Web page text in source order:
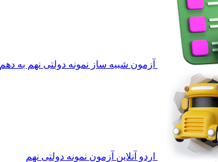
آزمون شبیه ساز نمونه دولتی نهم به دهم
اردو آنلاین آزمون نمونه دولتی نهم